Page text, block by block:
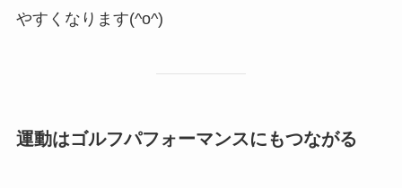
やすくなります(^o^)
運動はゴルフパフォーマンスにもつながる